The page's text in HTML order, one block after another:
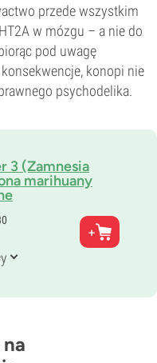
przede wszystkim
w mózgu – a nie do
pod uwagę
konopi nie
psychodelika.
3 (Zamnesia
marihuany